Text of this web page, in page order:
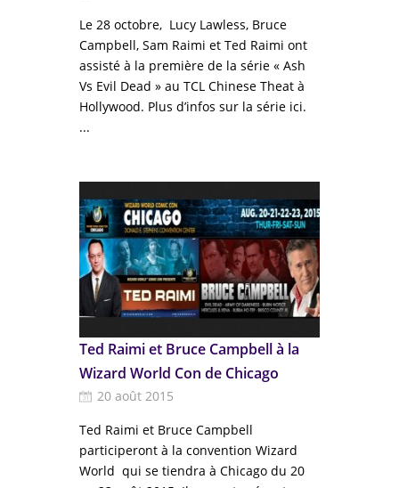
Le 28 octobre, Lucy Lawless, Bruce
Campbell, Sam Raimi et Ted Raimi ont
assisté à la première de la série « Ash
Vs Evil Dead » au TCL Chinese Theat à
Hollywood. Plus d’infos sur la série ici.
...
Ted Raimi et Bruce Campbell à la
Wizard World Con de Chicago
20 août 2015
Ted Raimi et Bruce Campbell
participeront à la convention Wizard
World qui se tiendra à Chicago du 20